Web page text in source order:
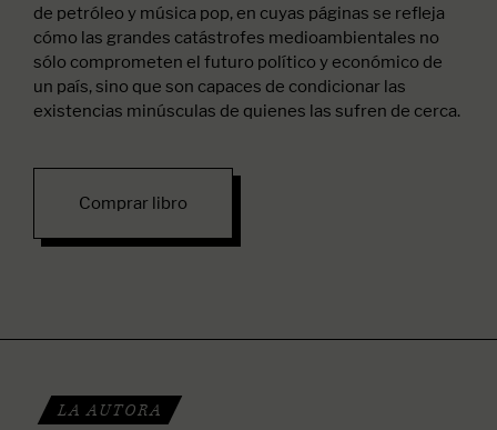
de petróleo y música pop, en cuyas páginas se refleja
cómo las grandes catástrofes medioambientales no
sólo comprometen el futuro político y económico de
un país, sino que son capaces de condicionar las
existencias minúsculas de quienes las sufren de cerca.
Comprar libro
LA AUTORA